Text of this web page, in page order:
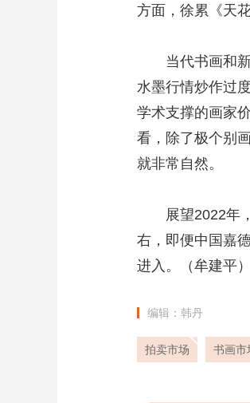
方面，徐累《天
当代书画和新
水墨行情炒作过
学术支撑的画家
看，除了极个别
就非常自然。
展望2022年，
右，即便中国嘉
进入。（牟建平）
编辑：韩丹
拍卖市场 书画市